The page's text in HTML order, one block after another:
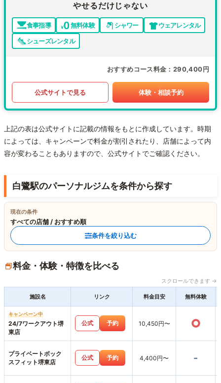
やせるだけじゃない
食事指導 無料体験 シャワー
ウェアレンタル
シューズレンタル
おすすめコース料金 290,400円
公式サイトで見る 体験・相談予約
上記の表は公式サイトに記載の情報をもとに作成しています。時期
によっては、キャンペーンで料金が割引されたり、店舗によって内
容が変わることもありますので、公式サイトでご確認ください。
白鷺駅のパーソナルジムを条件から探す
現在の条件
すべての店舗 / おすすめ順
条件を絞り込む
料金・体験・特徴を比べる
スクロールできます →
施設名 リンク 料金目安 無料体験
キャンペーン中
24/7ワークアウト堺
東店
公式 予約 10,450円〜 ○
プライベートボック
スフィット堺東店
公式 予約 4,400円〜 -